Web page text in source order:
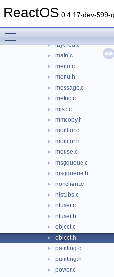
ReactOS 0.4.17-dev-599-
► input.h
► layered.c
► main.c
► menu.c
► menu.h
► message.c
► metric.c
► misc.c
► mmcopy.h
► monitor.c
► monitor.h
► mouse.c
► msgqueue.c
► msgqueue.h
► nonclient.c
► ntstubs.c
► ntuser.c
► ntuser.h
► object.c
► object.h
► painting.c
► painting.h
► power.c